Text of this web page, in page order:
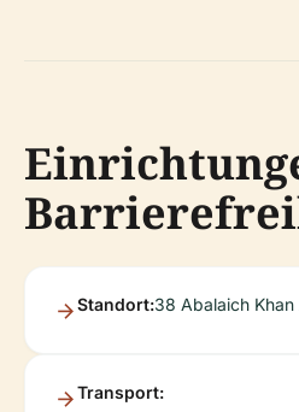
Standort:38 Abalaich
Transport: